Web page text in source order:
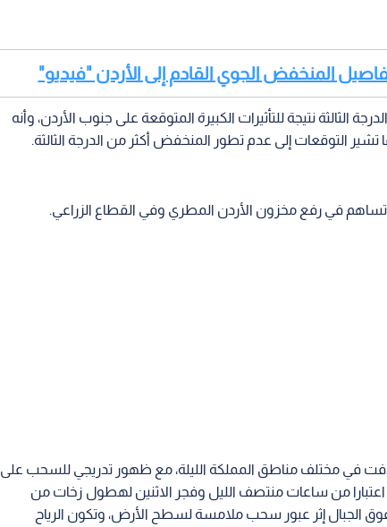
المنخفض الجوي القادم إلى الأردن "فيديو"
الثالثة نتيجة للتأثيرات الكبيرة المتوقعة على جنوب الأردن، وأنه
تشير التوقعات إلى عدم تطور المنخفض أكثر من الدرجة الثالثة.
في رفع مخزون الأردن المطري وفي القطاع الزراعي.
في مختلف مناطق المملكة الليلة، مع ظهور تدريجي للسحب على
اعتبارا من ساعات منتصف الليل وفجر الاثنين لهطول زخات من
الجبال إثر عبور سحب ملامسة لسطح الأرض، وتكون الرياح